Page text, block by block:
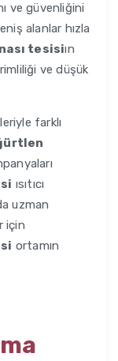
ve güvenliğini
alanlar hızla
tesisiın
ve düşük
farklı
ısıtıcı
uzman
için
ortamın